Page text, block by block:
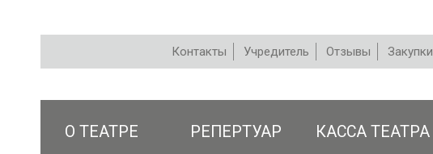
Контакты Учредитель Отзывы Закупки
О ТЕАТРЕ РЕПЕРТУАР КАССА ТЕАТРА